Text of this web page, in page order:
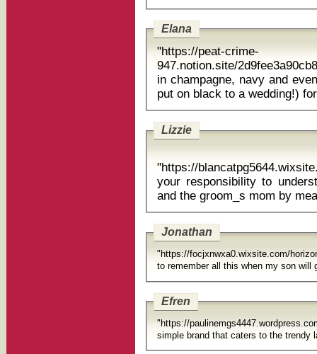
Elana
"https://peat-crime-
947.notion.site/
in champagne, navy and
put on black to a wedding!)
Lizzie
"https://
your responsibility to understand what she
and the groom_s mom by
Jonathan
"https://focjxnwxa0.wixsite.com/
to remember all this when my son will
Efren
"https://
simple brand that caters to the trendy